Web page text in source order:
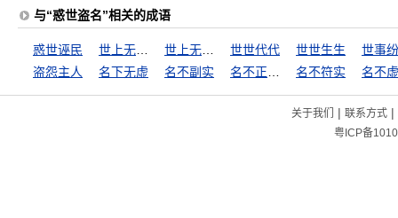
与“惑世盗名”相关的成语
惑世诬民 世世代代 世世生生
世事
盗怨主人
名下无虚 名不副实 名不符实 名不
关于我们 | 联系方式|
粤ICP备